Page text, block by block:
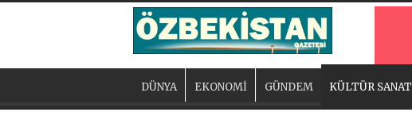
DÜNYA EKONOMİ GÜNDEM KÜLTÜR SANAT